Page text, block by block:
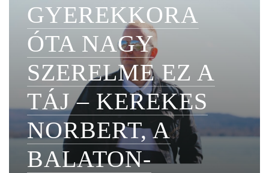
GYEREKKORA
ÓTA NAGY
SZERELME EZ A
TÁJ – KEREKES
NORBERT, A
BALATON-